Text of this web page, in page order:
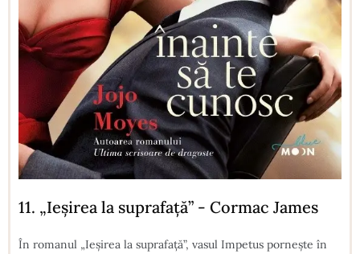
11. „Ieșirea la suprafață” - Cormac James
În romanul „Ieșirea la suprafață”, vasul Impetus pornește în